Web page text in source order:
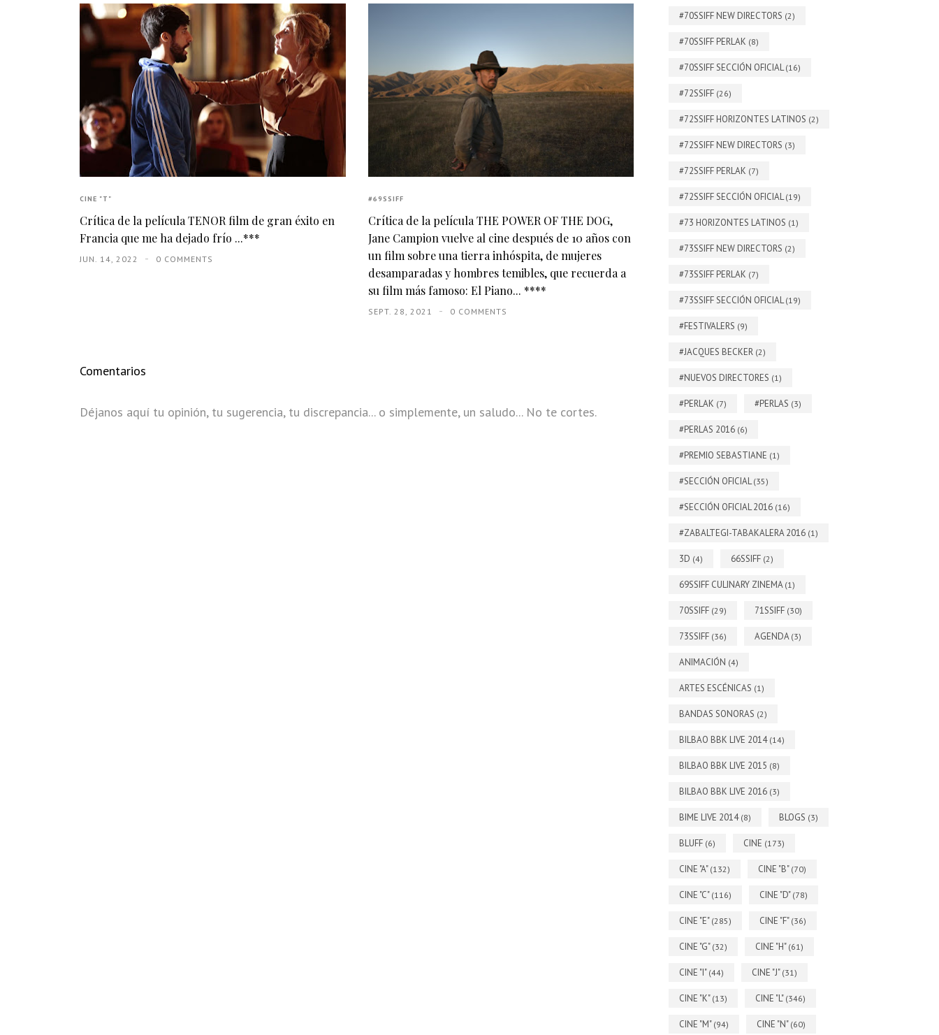
CINE "T"
Crítica de la película TENOR film de gran éxito en
Francia que me ha dejado frío ...***
JUN. 14, 2022 0 COMMENTS
#69SSIFF
Crítica de la película THE POWER OF THE DOG,
Jane Campion vuelve al cine después de 10 años con
un film sobre una tierra inhóspita, de mujeres
desamparadas y hombres temibles, que recuerda a
su film más famoso: El Piano... ****
SEPT. 28, 2021 0 COMMENTS
Comentarios
Déjanos aquí tu opinión, tu sugerencia, tu discrepancia... o simplemente, un saludo... No te cortes.
#70SSIFF NEW DIRECTORS (2)
#70SSIFF PERLAK (8)
#70SSIFF SECCIÓN OFICIAL(16)
#72SSIFF (26)
#72SSIFF HORIZONTES LATINOS (2)
#72SSIFF NEW DIRECTORS (3)
#72SSIFF PERLAK (7)
#72SSIFF SECCIÓN OFICIAL(19)
#73 HORIZONTES LATINOS (1)
#73SSIFF NEW DIRECTORS (2)
#73SSIFF PERLAK (7)
#73SSIFF SECCIÓN OFICIAL(19)
#FESTIVALERS (9)
#JACQUES BECKER (2)
#NUEVOS DIRECTORES (1)
#PERLAK (7) #PERLAS (3)
#PERLAS 2016 (6)
#PREMIO SEBASTIANE (1)
#SECCIÓN OFICIAL(35)
#SECCIÓN OFICIAL 2016 (16)
#ZABALTEGI-TABAKALERA 2016 (1)
3D (4) 66SSIFF (2)
69SSIFF CULINARY ZINEMA (1)
70SSIFF (29) 71SSIFF (30)
73SSIFF (36) AGENDA (3)
ANIMACIÓN (4)
ARTES ESCÉNICAS (1)
BANDAS SONORAS (2)
BILBAO BBK LIVE 2014 (14)
BILBAO BBK LIVE 2015 (8)
BILBAO BBK LIVE 2016 (3)
BIME LIVE 2014 (8) BLOGS (3)
BLUFF (6) CINE (173)
CINE "A" (132) CINE "B" (70)
CINE "C" (116) CINE "D" (78)
CINE "E" (285) CINE "F" (36)
CINE "G" (32) CINE "H" (61)
CINE "I" (44) CINE "J" (31)
CINE "K" (13) CINE "L" (346)
CINE "M" (94) CINE "N" (60)